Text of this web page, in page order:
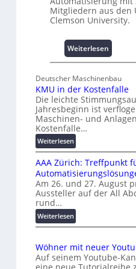
m
m
n
i
s
s
c
h
a
e
n
A
Mitgliedern aus den
Clemson University.
Weiterlesen
U
i
v
e
r
l
A
u
t
o
t
o
n
Deutscher Maschinenbau
KMU in der Kostenfalle
Die leichte
Jahresbeginn ist
Maschinen- und
Kostenfalle…
Weiterlesen:
K
M
U
i
n
e
r
o
s
AAA Zürich: Treffpunkt
Am 26. und 27. August
Aussteller auf der All
rund…
Weiterlesen:
A
A
Z
Wöhner mit neuer
Auf seinem Youtube-
eine neue Tutorialreihe